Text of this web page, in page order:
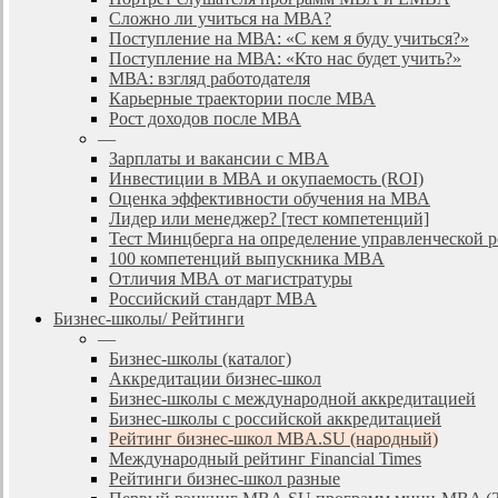
Сложно ли учиться на МВА?
Поступление на МВА: «С кем я буду учиться?»
Поступление на МВА: «Кто нас будет учить?»
МВА: взгляд работодателя
Карьерные траектории после МВА
Рост доходов после МВА
—
Зарплаты и вакансии с MBA
Инвестиции в МВА и окупаемость (ROI)
Оценка эффективности обучения на МВА
Лидер или менеджер? [тест компетенций]
Тест Минцберга на определение управленческой
100 компетенций выпускника MBA
Отличия МВА от магистратуры
Российский стандарт MBA
Бизнес-школы/ Рейтинги
—
Бизнес-школы (каталог)
Аккредитации бизнес-школ
Бизнес-школы с международной аккредитацией
Бизнес-школы с российской аккредитацией
Рейтинг бизнес-школ MBA.SU (народный)
Международный рейтинг Financial Times
Рейтинги бизнес-школ разные